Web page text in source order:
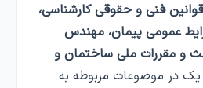
فنی و حقوقی کارشناسی،
عمومی پیمان، مهندس
و مقررات ملی ساختمان و
در موضوعات مربوطه به